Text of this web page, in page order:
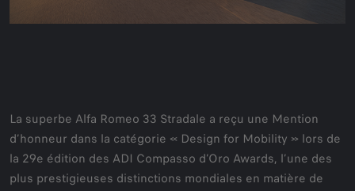
La superbe Alfa Romeo 33 Stradale a reçu une Mention
d’honneur dans la catégorie « Design for Mobility » lors de
la 29e édition des ADI Compasso d’Oro Awards, l’une des
plus prestigieuses distinctions mondiales en matière de